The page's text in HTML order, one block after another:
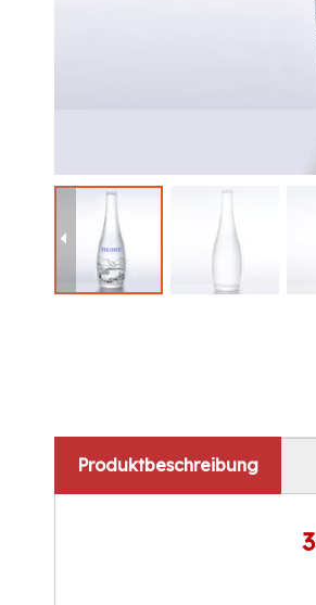
Produktbeschreibung